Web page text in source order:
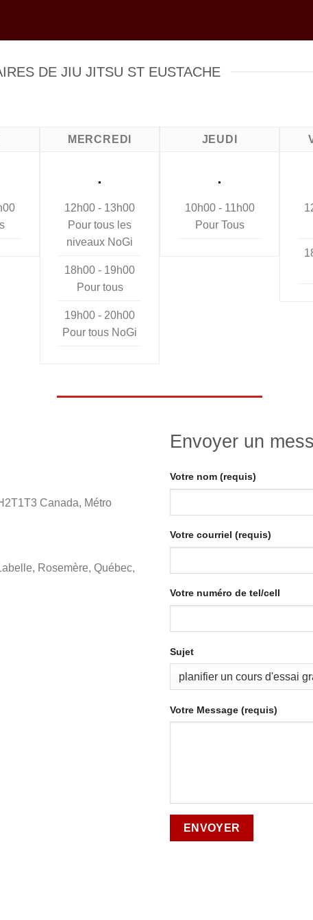
DE JIU JITSU ST EUSTACHE
MERCREDI
.
12h00 - 13h00
Pour tous les
niveaux NoGi
18h00 - 19h00
Pour tous
19h00 - 20h00
Pour tous NoGi
JEUDI
.
10h00 - 11h00
Pour Tous
Canada, Métro
Rosemère, Québec,
Envoyer un
Votre nom (requis)
Votre courriel (requis)
Votre numéro de tel/cell
Sujet
Votre Message (requis)